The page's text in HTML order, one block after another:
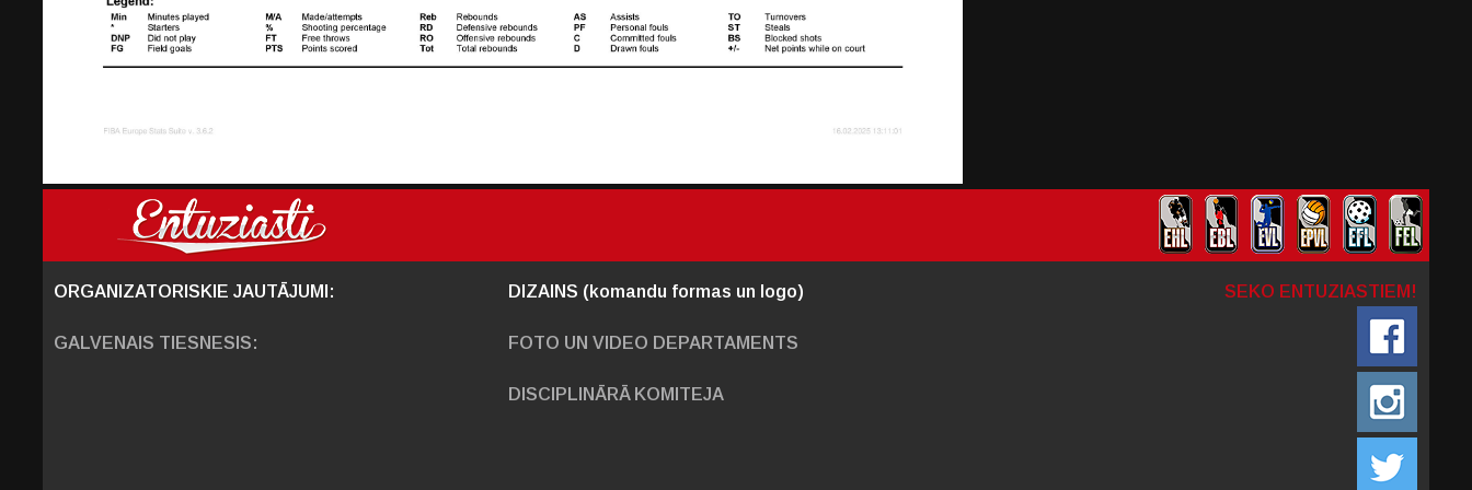
ORGANIZATORISKIE JAUTĀJUMI:
GALVENAIS TIESNESIS:
DIZAINS (komandu formas un logo)
FOTO UN VIDEO DEPARTAMENTS
DISCIPLINĀRĀ KOMITEJA
SEKO ENTUZIASTIEM!